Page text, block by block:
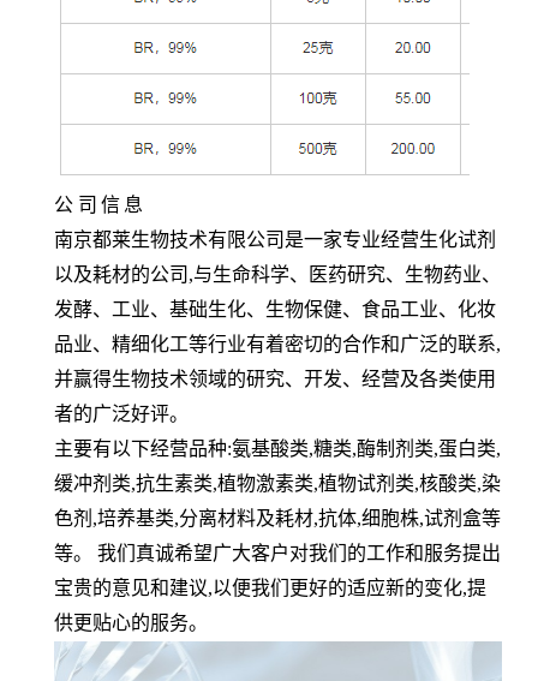
公 司 信 息
南京都莱生物技术有限公司是一家专业经营生化试剂
以及耗材的公司,与生命科学、医药研究、生物药业、
发酵、工业、基础生化、生物保健、食品工业、化妆
品业、精细化工等行业有着密切的合作和广泛的联系,
并赢得生物技术领域的研究、开发、经营及各类使用
者的广泛好评。
主要有以下经营品种:氨基酸类,糖类,酶制剂类,蛋白类,
缓冲剂类,抗生素类,植物激素类,植物试剂类,核酸类,染
色剂,培养基类,分离材料及耗材,抗体,细胞株,试剂盒等
等。 我们真诚希望广大客户对我们的工作和服务提出
宝贵的意见和建议,以便我们更好的适应新的变化,提
供更贴心的服务。